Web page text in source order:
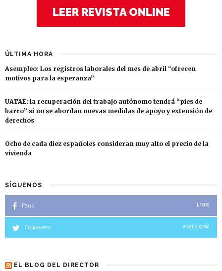
LEER REVISTA ONLINE
ÚLTIMA HORA
Asempleo: Los registros laborales del mes de abril “ofrecen
motivos para la esperanza”
UATAE: la recuperación del trabajo autónomo tendrá “pies de
barro” si no se abordan nuevas medidas de apoyo y extensión de
derechos
Ocho de cada diez españoles consideran muy alto el precio de la
vivienda
SÍGUENOS
Fans LIKE
Followers FOLLOW
EL BLOG DEL DIRECTOR